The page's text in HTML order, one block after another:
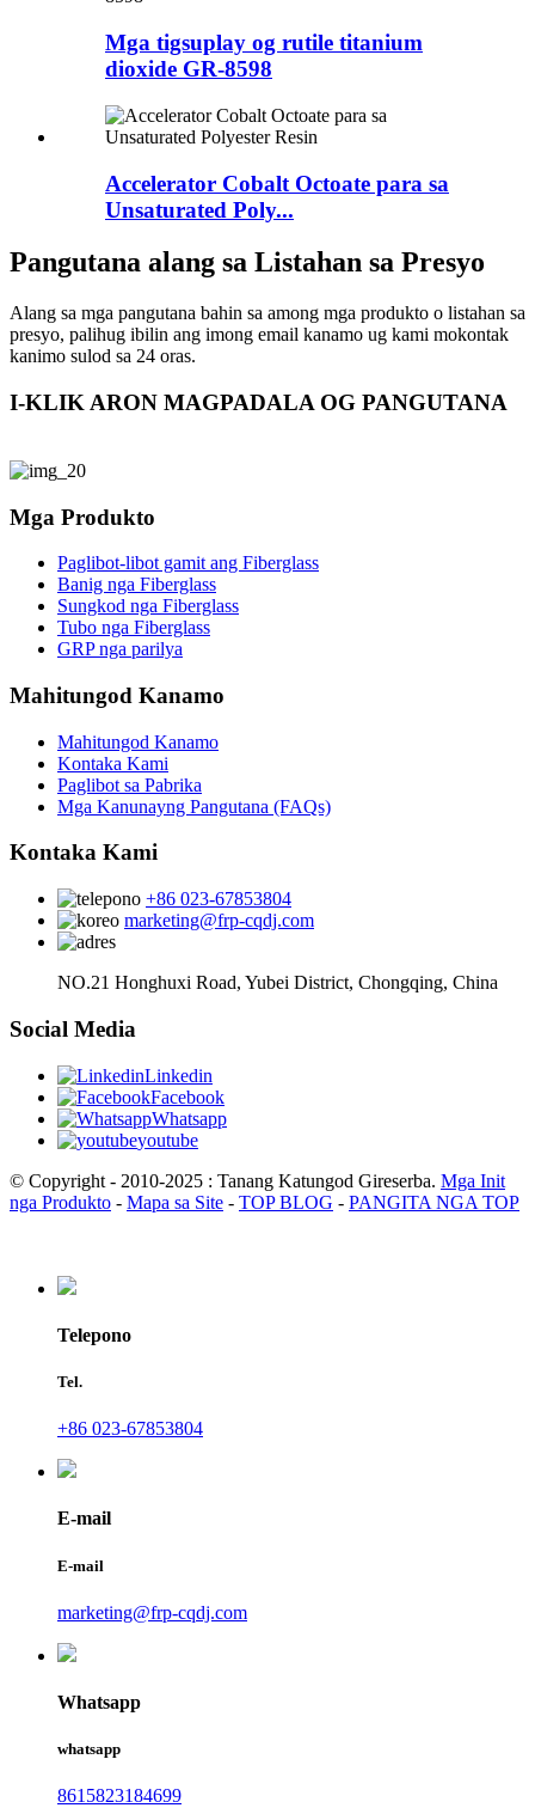
Mga tigsuplay og rutile titanium
dioxide GR-8598
Accelerator Cobalt Octoate para sa
Unsaturated Poly...
Pangutana alang sa Listahan sa Presyo
Alang sa mga pangutana bahin sa among mga produkto o listahan sa
presyo, palihug ibilin ang imong email kanamo ug kami mokontak
kanimo sulod sa 24 oras.
I-KLIK ARON MAGPADALA OG PANGUTANA
Mga Produkto
Paglibot-libot gamit ang Fiberglass
Banig nga Fiberglass
Sungkod nga Fiberglass
Tubo nga Fiberglass
GRP nga parilya
Mahitungod Kanamo
Mahitungod Kanamo
Kontaka Kami
Paglibot sa Pabrika
Mga Kanunayng Pangutana (FAQs)
Kontaka Kami
+86 023-67853804
marketing@frp-cqdj.com
NO.21 Honghuxi Road, Yubei District, Chongqing, China
Social Media
Linkedin
Facebook
Whatsapp
youtube
© Copyright - 2010-2025 : Tanang Katungod Gireserba. Mga Init
nga Produkto - Mapa sa Site - TOP BLOG - PANGITA NGA TOP
Telepono
Tel.
+86 023-67853804
E-mail
E-mail
marketing@frp-cqdj.com
Whatsapp
whatsapp
8615823184699